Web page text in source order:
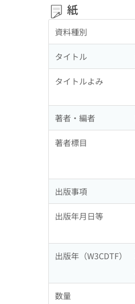
紙
資料種別
タイトル
タイトルよみ
著者・編者
著者標目
出版事項
出版年月日等
出版年（W3CDTF）
数量